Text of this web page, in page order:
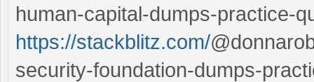
human-capital-dumps-practice-
https://stackblitz.com/
security-foundation-dumps-